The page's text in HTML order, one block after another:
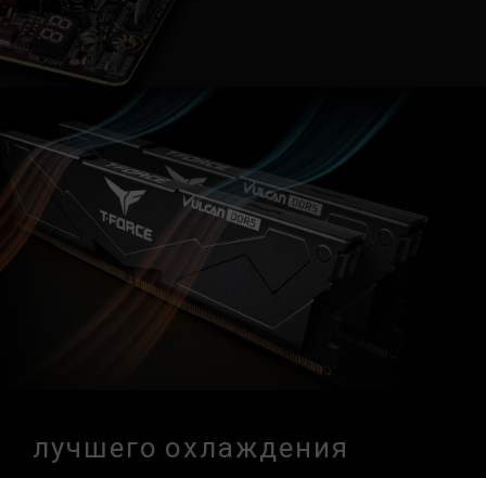
лучшего охлаждения